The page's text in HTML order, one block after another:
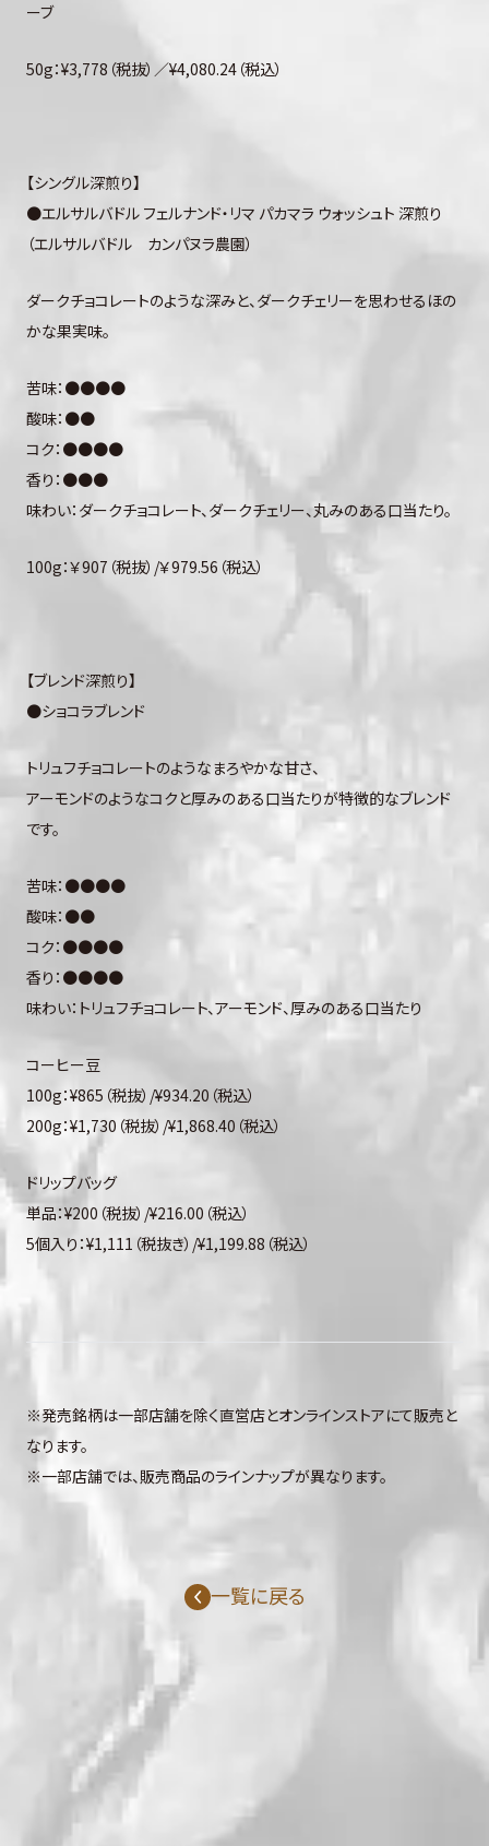
ーブ
50g：¥3,778（税抜）／¥4,080.24（税込）
【シングル深煎り】
●エルサルバドル フェルナンド・リマ パカマラ ウォッシュト 深煎り
（エルサルバドル カンパヌラ農園）
ダークチョコレートのような深みと、ダークチェリーを思わせるほの
かな果実味。
苦味：●●●●
酸味：●●
コク：●●●●
香り：●●●
味わい：ダークチョコレート、ダークチェリー、丸みのある口当たり。
100g：￥907（税抜）/￥979.56（税込）
【ブレンド深煎り】
●ショコラブレンド
トリュフチョコレートのようなまろやかな甘さ、
アーモンドのようなコクと厚みのある口当たりが特徴的なブレンド
です。
苦味：●●●●
酸味：●●
コク：●●●●
香り：●●●●
味わい：トリュフチョコレート、アーモンド、厚みのある口当たり
コーヒー豆
100g：¥865（税抜）/¥934.20（税込）
200g：¥1,730（税抜）/¥1,868.40（税込）
ドリップバッグ
単品：¥200（税抜）/¥216.00（税込）
5個入り：¥1,111（税抜き）/¥1,199.88（税込）
※発売銘柄は一部店舗を除く直営店とオンラインストアにて販売と
なります。
※一部店舗では、販売商品のラインナップが異なります。
一覧に戻る